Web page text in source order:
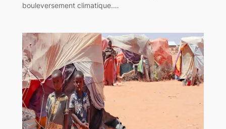
bouleversement climatique.…